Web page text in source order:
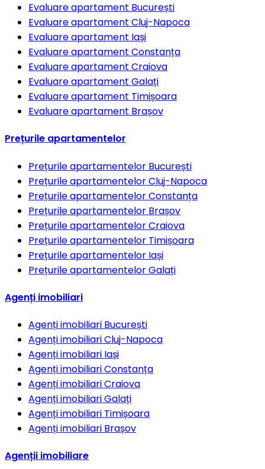
Evaluare apartament București
Evaluare apartament Cluj-Napoca
Evaluare apartament Iași
Evaluare apartament Constanța
Evaluare apartament Craiova
Evaluare apartament Galați
Evaluare apartament Timișoara
Evaluare apartament Brașov
Prețurile apartamentelor
Prețurile apartamentelor București
Prețurile apartamentelorCluj-Napoca
Prețurile apartamentelorConstanța
Prețurile apartamentelor Brașov
Prețurile apartamentelorCraiova
Prețurile apartamentelor Timișoara
Prețurile apartamentelor Iași
Prețurile apartamentelorGalați
Agenți imobiliari
Agenți imobiliari București
Agenți imobiliariCluj-Napoca
Agenți imobiliari Iași
Agenți imobiliariConstanța
Agenți imobiliariCraiova
Agenți imobiliariGalați
Agenți imobiliari Timișoara
Agenți imobiliari Brașov
Agenții imobiliare